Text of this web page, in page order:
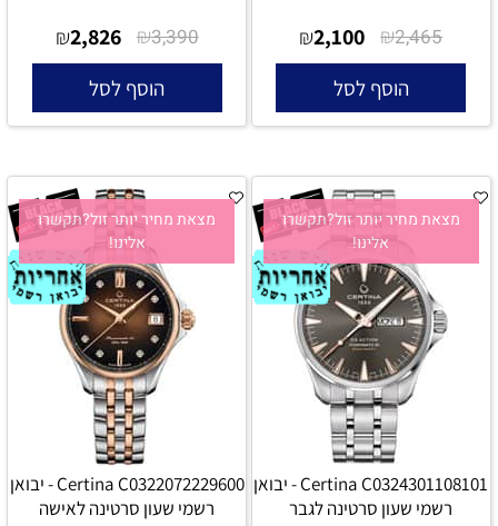
₪2,465
₪2,100
הוסף לסל
₪3,390
₪2,826
הוסף לסל
מצאת מחיר יותר זול?תקשרו
אלינו!
Certina C0324301108101 - יבואן
רשמי שעון סרטינה לגבר
מצאת מחיר יותר זול?תקשרו
אלינו!
Certina C0322072229600 - יבואן
רשמי שעון סרטינה לאישה